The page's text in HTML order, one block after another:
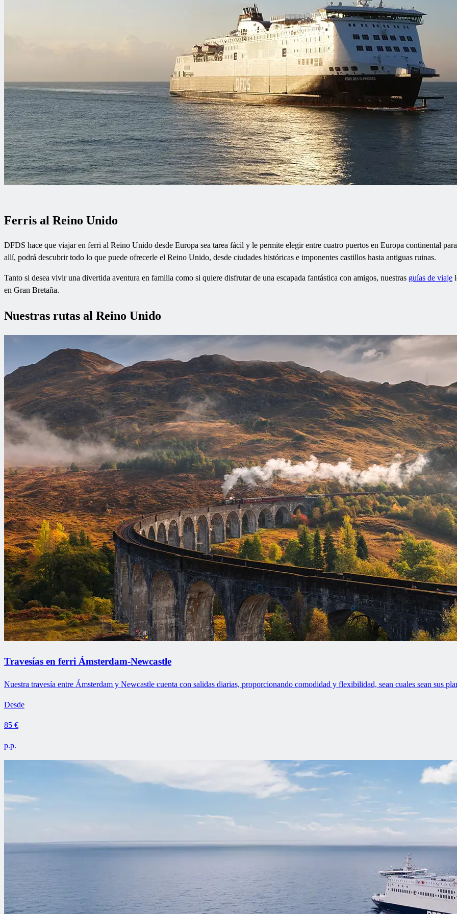
Ferris al Reino Unido
DFDS hace que viajar en ferri al Reino Unido desde Europa sea tarea fácil y le permite elegir entre cuatro puertos en Europa continental
allí, podrá descubrir todo lo que puede ofrecerle el Reino Unido, desde ciudades históricas e imponentes castillos hasta antiguas ruinas.
Tanto si desea vivir una divertida aventura en familia como si quiere disfrutar de una escapada fantástica con amigos, nuestras guías de viaje
en Gran Bretaña.
Nuestras rutas al Reino Unido
Travesías en ferri Ámsterdam-Newcastle
Nuestra travesía entre Ámsterdam y Newcastle cuenta con salidas diarias, proporcionando comodidad y flexibilidad, sean cuales sean sus
Desde
85 €
p.p.